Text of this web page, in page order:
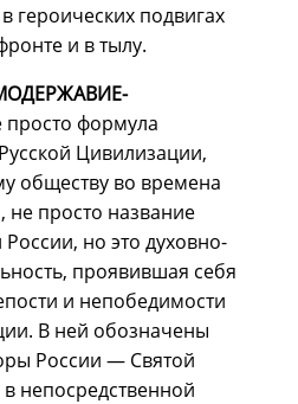
героических подвигах
и в тылу.
формула
Цивилизации,
обществу во времена
не просто название
но это духовно-
проявившая себя
и непобедимости
В ней обозначены
России — Святой
непосредственной